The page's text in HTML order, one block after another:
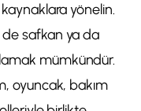
yönelin.
safkan ya da
mümkündür.
oyuncak, bakım